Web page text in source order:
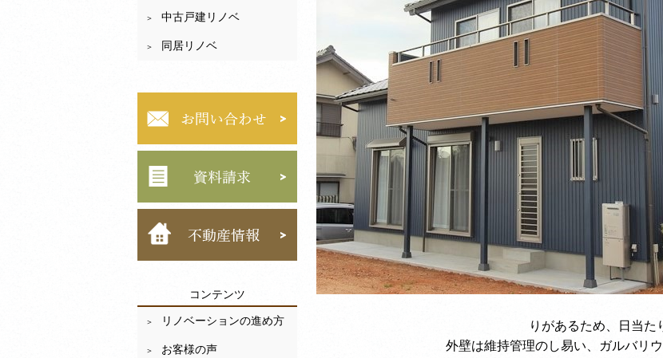
りがあるため、日当た
外壁は維持管理のし易い、ガルバリ
中古戸建リノベ
同居リノベ
コンテンツ
リノベーションの進め方
お客様の声